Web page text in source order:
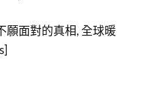
願面對的真相, 全球暖